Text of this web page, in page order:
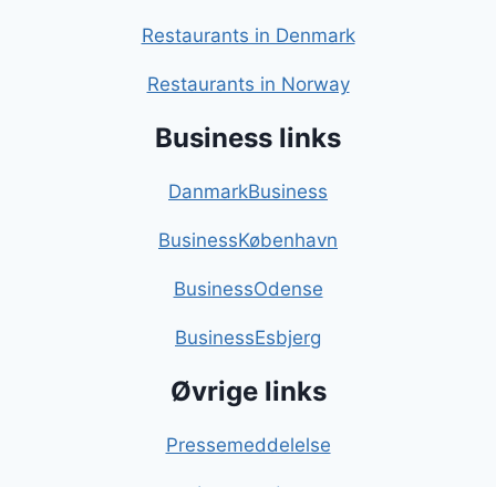
Restaurants in Denmark
Restaurants in Norway
Business links
DanmarkBusiness
BusinessKøbenhavn
BusinessOdense
BusinessEsbjerg
Øvrige links
Pressemeddelelse